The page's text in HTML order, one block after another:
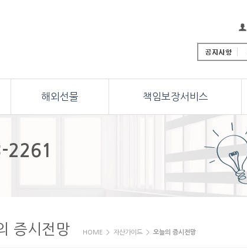
해외선물 책임보장서비스
2261
증시전망 HOME > 자산가이드 > 오늘의 증시전망